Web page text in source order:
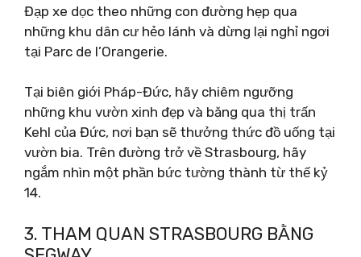
Đạp xe dọc theo những con đường hẹp qua
những khu dân cư hẻo lánh và dừng lại nghỉ ngơi
tại Parc de l’Orangerie.
Tại biên giới Pháp-Đức, hãy chiêm ngưỡng
những khu vườn xinh đẹp và băng qua thị trấn
Kehl của Đức, nơi bạn sẽ thưởng thức đồ uống tại
vườn bia. Trên đường trở về Strasbourg, hãy
ngắm nhìn một phần bức tường thành từ thế kỷ
14.
3. THAM QUAN STRASBOURG BẰNG